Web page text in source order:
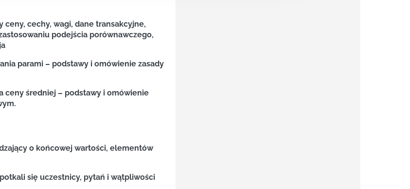
cechy, wagi, dane transakcyjne,
podejścia porównawczego,
parami – podstawy i omówienie zasady
ceny średniej – podstawy i omówienie
o końcowej wartości, elementów
się uczestnicy, pytań i wątpliwości